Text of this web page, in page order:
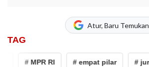
Atur, Baru Temukan
TAG
# MPR RI # empat pilar # juri